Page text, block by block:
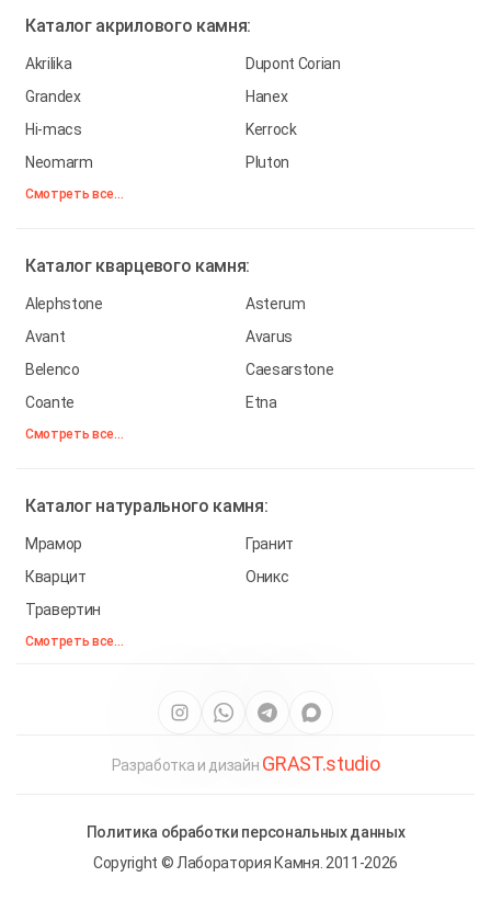
Разработка и дизайн GRAST.studio
Политика обработки персональных данных
Copyright © Лаборатория Камня. 2011-2026
Каталог акрилового камня:
Akrilika
Dupont Corian
Grandex
Hanex
Hi-macs
Kerrock
Neomarm
Pluton
Смотреть все...
Каталог кварцевого камня:
Alephstone
Asterum
Avant
Avarus
Belenco
Caesarstone
Coante
Etna
Смотреть все...
Каталог натурального камня:
Мрамор
Гранит
Кварцит
Оникс
Травертин
Смотреть все...